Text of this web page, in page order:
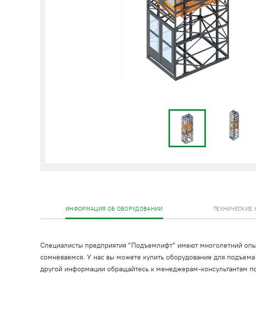
ИНФОРМАЦИЯ ОБ ОБОРУДОВАНИИ ТЕХНИЧЕСКИЕ
Специалисты предприятия “Подъемлифт” имеют многолетний
сомневаемся. У нас вы можете купить оборудование для
другой информации обращайтесь к менеджерам-консультантам